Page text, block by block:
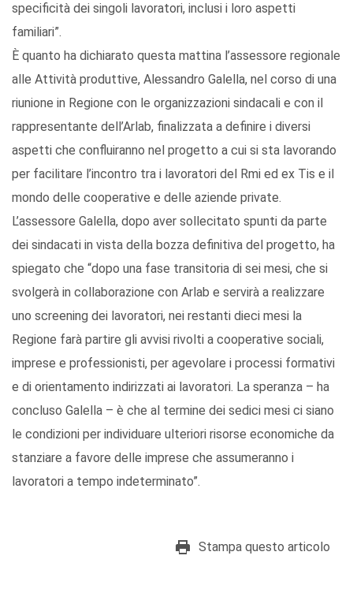
specificità dei singoli lavoratori, inclusi i loro aspetti
familiari”.
È quanto ha dichiarato questa mattina l’assessore regionale
alle Attività produttive, Alessandro Galella, nel corso di una
riunione in Regione con le organizzazioni sindacali e con il
rappresentante dell’Arlab, finalizzata a definire i diversi
aspetti che confluiranno nel progetto a cui si sta lavorando
per facilitare l’incontro tra i lavoratori del Rmi ed ex Tis e il
mondo delle cooperative e delle aziende private.
L’assessore Galella, dopo aver sollecitato spunti da parte
dei sindacati in vista della bozza definitiva del progetto, ha
spiegato che “dopo una fase transitoria di sei mesi, che si
svolgerà in collaborazione con Arlab e servirà a realizzare
uno screening dei lavoratori, nei restanti dieci mesi la
Regione farà partire gli avvisi rivolti a cooperative sociali,
imprese e professionisti, per agevolare i processi formativi
e di orientamento indirizzati ai lavoratori. La speranza – ha
concluso Galella – è che al termine dei sedici mesi ci siano
le condizioni per individuare ulteriori risorse economiche da
stanziare a favore delle imprese che assumeranno i
lavoratori a tempo indeterminato”.
Stampa questo articolo